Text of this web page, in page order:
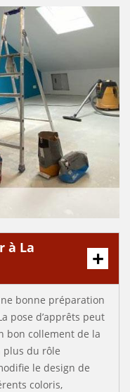
à La
bonne préparation
pose d’apprêts peut
bon collement de la
du rôle
le design de
coloris,